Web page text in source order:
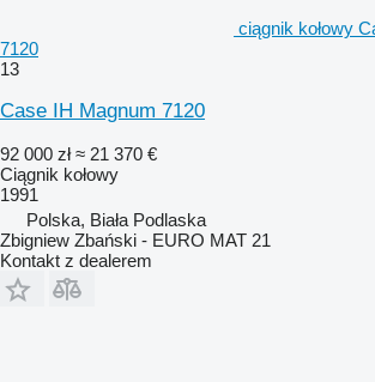
ciągnik kołowy
7120
13
Case IH Magnum 7120
92 000 zł ≈ 21 370 €
Ciągnik kołowy
1991
Polska, Biała Podlaska
Zbigniew Zbański - EURO MAT 21
Kontakt z dealerem